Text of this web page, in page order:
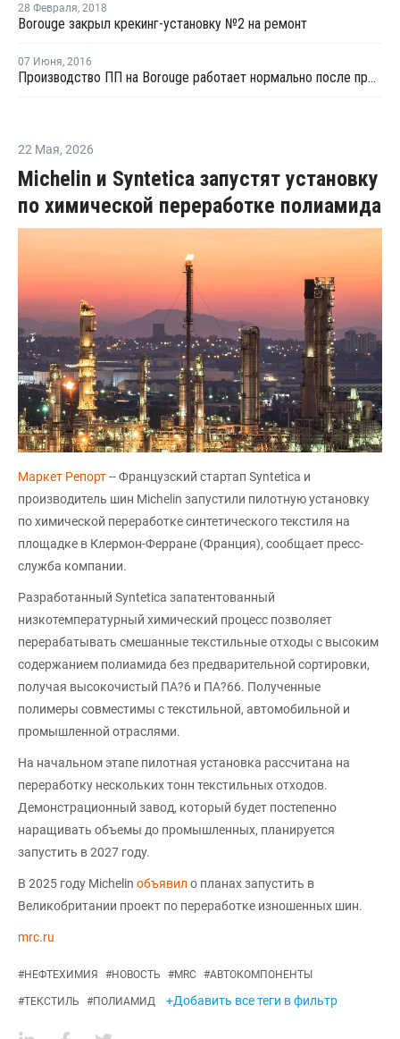
28 Февраля, 2018
Borouge закрыл крекинг-установку №2 на ремонт
07 Июня, 2016
Производство ПП на Borouge работает нормально после проблем с поставками сырья
22 Мая, 2026
Michelin и Syntetica запустят установку
по химической переработке полиамида
Маркет Репорт-- Французский стартап Syntetica и
производитель шин Michelin запустили пилотную установку
по химической переработке синтетического текстиля на
площадке в Клермон-Ферране (Франция), сообщает пресс-
служба компании.
Разработанный Syntetica запатентованный
низкотемпературный химический процесс позволяет
перерабатывать смешанные текстильные отходы с высоким
содержанием полиамида без предварительной сортировки,
получая высокочистый ПА?6 и ПА?66. Полученные
полимеры совместимы с текстильной, автомобильной и
промышленной отраслями.
На начальном этапе пилотная установка рассчитана на
переработку нескольких тонн текстильных отходов.
Демонстрационный завод, который будет постепенно
наращивать объемы до промышленных, планируется
запустить в 2027 году.
В 2025 году Michelin объявил о планах запустить в
Великобритании проект по переработке изношенных шин.
mrc.ru
#НЕФТЕХИМИЯ #НОВОСТЬ #MRC #АВТОКОМПОНЕНТЫ
#ТЕКСТИЛЬ #ПОЛИАМИД +Добавить все теги в фильтр